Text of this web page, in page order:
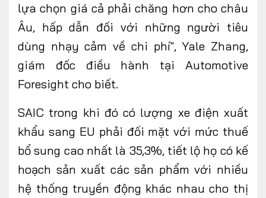
lựa chọn giá cả phải chăng hơn cho châu
Âu, hấp dẫn đối với những người tiêu
dùng nhạy cảm về chi phí", Yale Zhang,
giám đốc điều hành tại Automotive
Foresight cho biết.
SAIC trong khi đó có lượng xe điện xuất
khẩu sang EU phải đối mặt với mức thuế
bổ sung cao nhất là 35,3%, tiết lộ họ có kế
hoạch sản xuất các sản phẩm với nhiều
hệ thống truyền động khác nhau cho thị